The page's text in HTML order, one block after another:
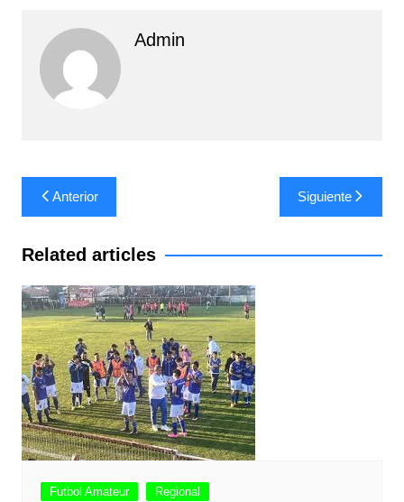
Admin
Navegación
de
entradas
Anterior Siguiente
Related articles
Futbol Amateur Regional